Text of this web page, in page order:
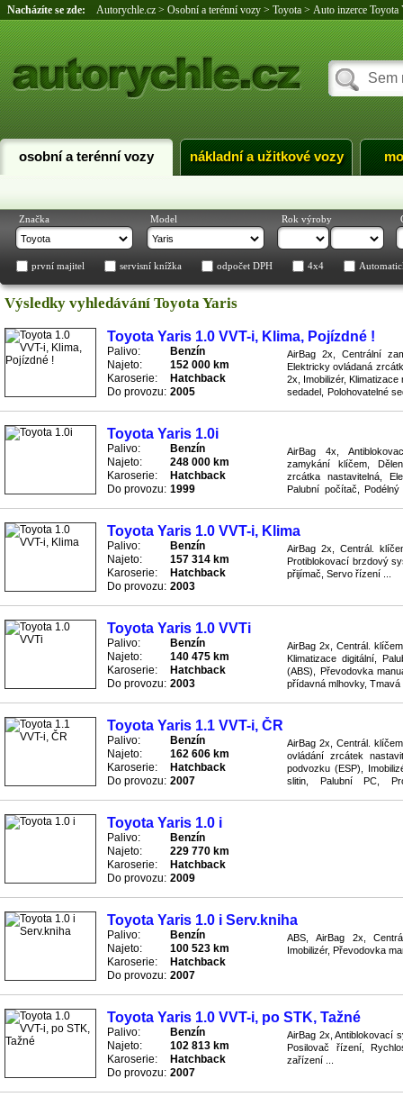
Nacházíte se zde: Autorychle.cz > Osobní a terénní vozy > Toyota > Auto inzerce Toyota
osobní a terénní vozy nákladní a užitkové vozy
Značka Model Rok výroby
první majitel servisní knížka odpočet DPH 4x4
Výsledky vyhledávání Toyota Yaris
Toyota Yaris 1.0 VVT-i, Klima, Pojízdné !
Palivo:
Benzín
Najeto:
152 000 km
Karoserie:
Hatchback
Do provozu: 2005
AirBag 2x, Centrální
Elektricky ovládaná
2x, Imobilizér,
sedadel, Polohovatelné
Toyota Yaris 1.0i
Palivo:
Benzín
Najeto:
248 000 km
Karoserie:
Hatchback
Do provozu: 1999
AirBag 4x,
zamykání klíčem,
zrcátka nastavitelná,
Palubní počítač,
Toyota Yaris 1.0 VVT-i, Klima
Palivo:
Benzín
Najeto:
157 314 km
Karoserie:
Hatchback
Do provozu: 2003
AirBag 2x, Centrál.
Protiblokovací brzdový
přijímač, Servo řízení ...
Toyota Yaris 1.0 VVTi
Palivo:
Benzín
Najeto:
140 475 km
Karoserie:
Hatchback
Do provozu: 2003
AirBag 2x, Centrál.
Klimatizace digitální,
(ABS), Převodovka
přídavná mlhovky,
Toyota Yaris 1.1 VVT-i, ČR
Palivo:
Benzín
Najeto:
162 606 km
Karoserie:
Hatchback
Do provozu: 2007
AirBag 2x, Centrál.
ovládání zrcátek
podvozku (ESP),
slitin, Palubní PC,
Toyota Yaris 1.0 i
Palivo:
Benzín
Najeto:
229 770 km
Karoserie:
Hatchback
Do provozu: 2009
Toyota Yaris 1.0 i Serv.kniha
Palivo:
Benzín
Najeto:
100 523 km
Karoserie:
Hatchback
Do provozu: 2007
ABS, AirBag 2x,
Imobilizér, Převodovka
Toyota Yaris 1.0 VVT-i, po STK, Tažné
Palivo:
Benzín
Najeto:
102 813 km
Karoserie:
Hatchback
Do provozu: 2007
AirBag 2x, Antiblokovací
Posilovač řízení,
zařízení ...